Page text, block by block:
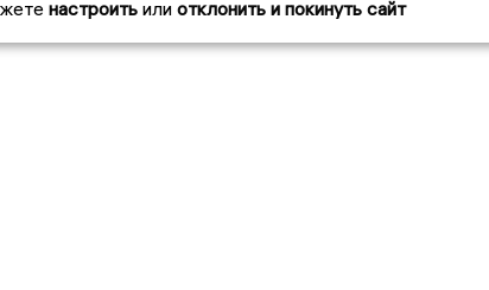
настроить или отклонить и покинуть сайт